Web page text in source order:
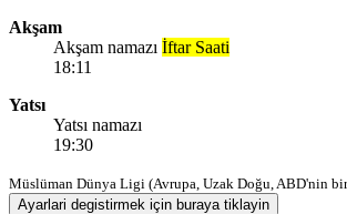
Akşam
Akşam namazı İftar Saati
18:11
Yatsı
Yatsı namazı
19:30
Müslüman Dünya Ligi (Avrupa, Uzak Doğu, ABD'nin bir
Ayarlari degistirmek için buraya tiklayin